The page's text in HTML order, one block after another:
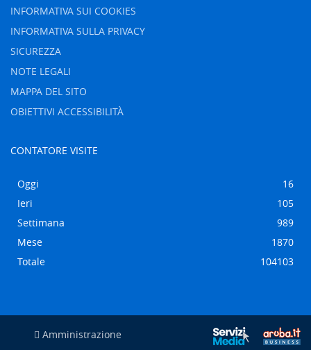
INFORMATIVA SUI COOKIES
INFORMATIVA SULLA PRIVACY
SICUREZZA
NOTE LEGALI
MAPPA DEL SITO
OBIETTIVI ACCESSIBILITÀ
CONTATORE VISITE
Oggi
16
Ieri
105
Settimana
989
Mese
1870
Totale
104103
Amministrazione